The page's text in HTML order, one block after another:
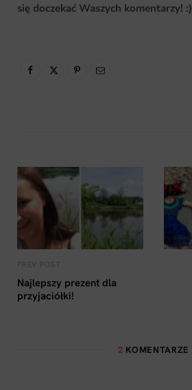
się doczekać Waszych komentarzy! :)
Najlepszy prezent dla
przyjaciółki!
2 KOMENTARZE